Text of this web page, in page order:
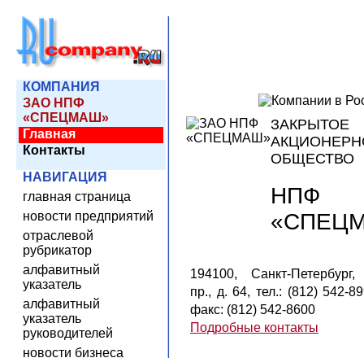
КОМПАНИЯ
ЗАО НПФ
«СПЕЦМАШ»
Главная
Контакты
НАВИГАЦИЯ
главная страница
новости предприятий
отраслевой
рубрикатор
алфавитный
указатель
алфавитный
указатель
руководителей
новости бизнеса
ЗАКРЫТОЕ
ОБЩЕСТВО
НПФ
194100, Санкт-
пр., д. 64, тел.: (812) 542-
факс: (812) 542-8600
Подробные контакты